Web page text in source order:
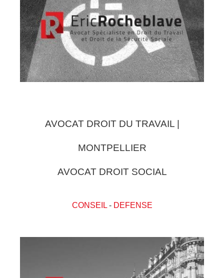
AVOCAT DROIT DU TRAVAIL |
MONTPELLIER
AVOCAT DROIT SOCIAL
CONSEIL- DEFENSE